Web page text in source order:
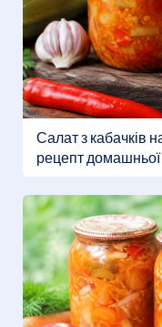
Салат з кабачків
рецепт домашньої